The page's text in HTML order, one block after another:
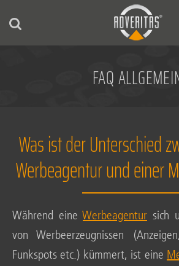
Inhalt
springen
FAQ
Was ist der Unterschied
Werbeagentur und einer
Wäh­rend eineWer­be­agen­tur sich
von Wer­be­er­zeug­nis­sen
Funk­spots etc.) küm­mert, ist eine